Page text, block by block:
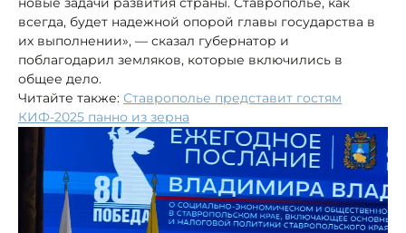
всегда, будет надежной опорой главы государства в
их выполнении», — сказал губернатор и
поблагодарил земляков, которые включились в
общее дело.
Читайте также: Ставрополье представит гостям
КИФ-2025 панно из зерна